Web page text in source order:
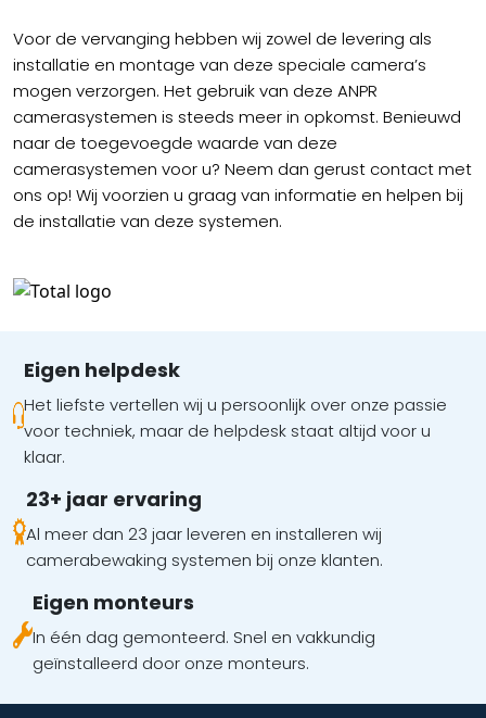
Voor de vervanging hebben wij zowel de levering als
installatie en montage van deze speciale camera’s
mogen verzorgen. Het gebruik van deze ANPR
camerasystemen is steeds meer in opkomst. Benieuwd
naar de toegevoegde waarde van deze
camerasystemen voor u? Neem dan gerust contact met
ons op! Wij voorzien u graag van informatie en helpen bij
de installatie van deze systemen.
Eigen helpdesk
Het liefste vertellen wij u persoonlijk over onze passie
voor techniek, maar de helpdesk staat altijd voor u
klaar.
23+ jaar ervaring
Al meer dan 23 jaar leveren en installeren wij
camerabewaking systemen bij onze klanten.
Eigen monteurs
In één dag gemonteerd. Snel en vakkundig
geïnstalleerd door onze monteurs.